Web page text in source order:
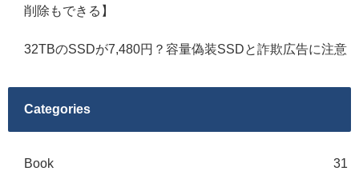
削除もできる】
32TBのSSDが7,480円？容量偽装SSDと詐欺広告に注意
Categories
Book 31